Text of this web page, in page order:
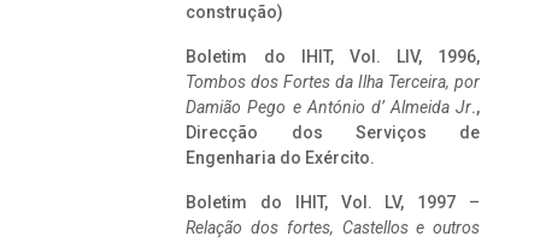
construção)
Boletim do IHIT, Vol. LIV, 1996,
Tombos dos Fortes da Ilha Terceira, por
Damião Pego e António d’ Almeida Jr.,
Direcção dos Serviços de
Engenharia do Exército.
Boletim do IHIT, Vol. LV, 1997 –
Relação dos fortes, Castellos e outros